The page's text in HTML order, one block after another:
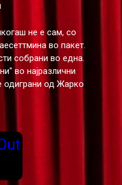
не е сам, со
во пакет.
собрани во една.
во најразлични
одиграни од Жарко